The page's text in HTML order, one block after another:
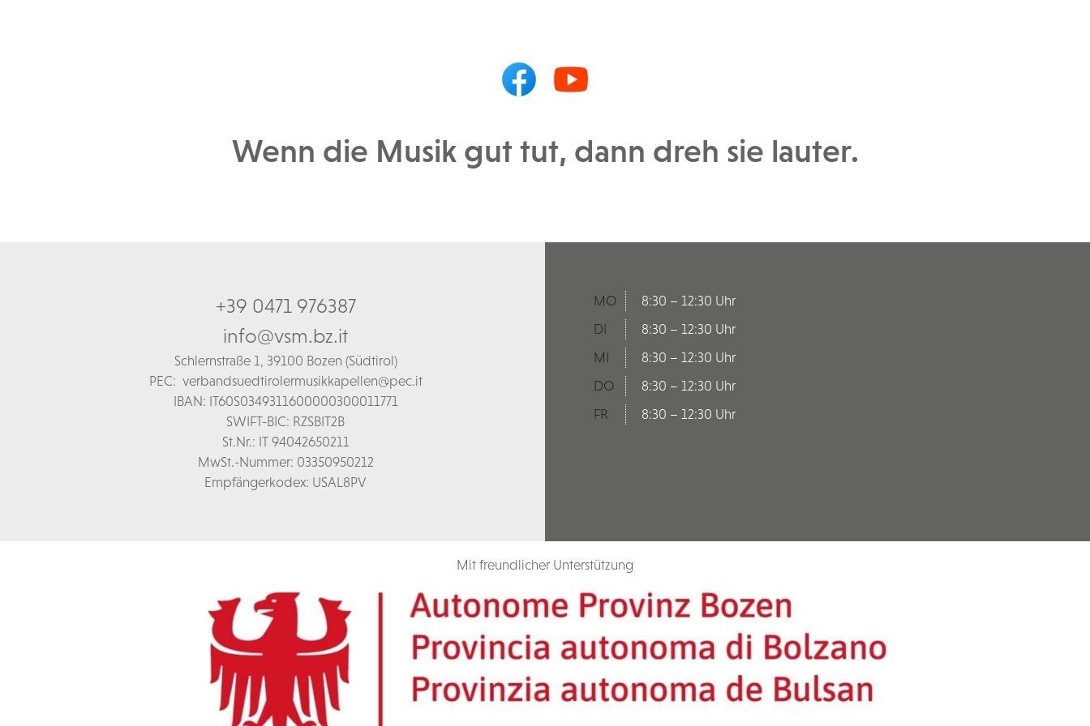
Wenn die Musik gut tut, dann dreh sie lauter.
+39 0471 976387
info@vsm.bz.it
Schlernstraße 1, 39100 Bozen (Südtirol)
PEC: verbandsuedtirolermusikkapellen@pec.it
IBAN: IT60S0349311600000300011771
SWIFT-BIC: RZSBIT2B
St.Nr.: IT 94042650211
MwSt.-Nummer: 03350950212
Empfängerkodex: USAL8PV
MO
8:30 – 12:30 Uhr
DI
8:30 – 12:30 Uhr
MI
8:30 – 12:30 Uhr
DO
8:30 – 12:30 Uhr
FR
8:30 – 12:30 Uhr
Mit freundlicher Unterstützung